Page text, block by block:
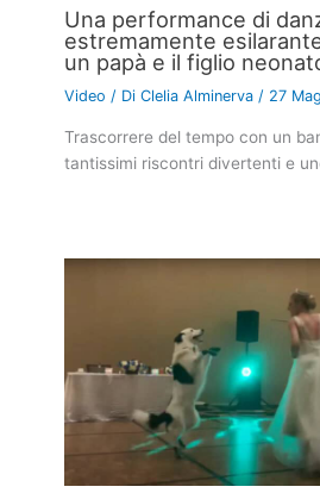
Una performance di
estremamente
un papà e il figlio
Video / DiClelia Alminerva / 27
Trascorrere del tempo con un
tantissimi riscontri divertenti e